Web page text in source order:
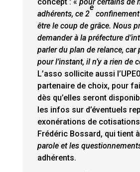
adhérents, ce 2
e
être le coup de grâce. Nous
demander à la préfecture
parler du plan de relance, car
pour l’instant, il n’y a rien de
L’asso sollicite aussi
partenaire de choix, pour
dès qu’elles seront
les infos sur d’éventuels
exonérations de
Frédéric Bossard, qui tient
parole et les
adhérents.